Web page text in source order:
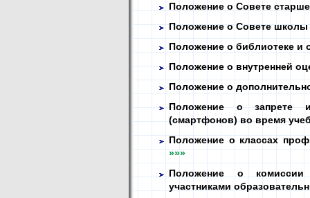
Положение о Совете
Положение о Совете школы
Положение о библиотеке и
Положение о внутренней
Положение о
Положение о запрете
(смартфонов) во время
Положение о классах
»»»
Положение о
участниками